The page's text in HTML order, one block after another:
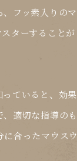
フッ素入りのマ
スターすることが
ていると、効果
適切な指導のも
合ったマウスウ